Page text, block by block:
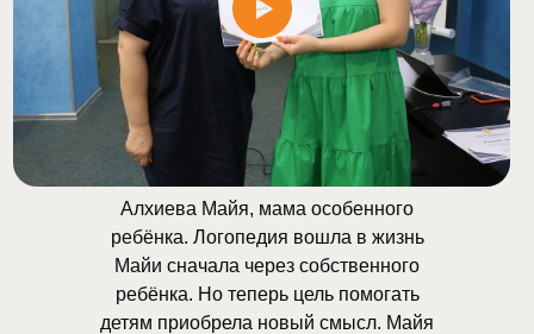
Алхиева Майя, мама особенного
ребёнка. Логопедия вошла в жизнь
Майи сначала через собственного
ребёнка. Но теперь цель помогать
детям приобрела новый смысл. Майя